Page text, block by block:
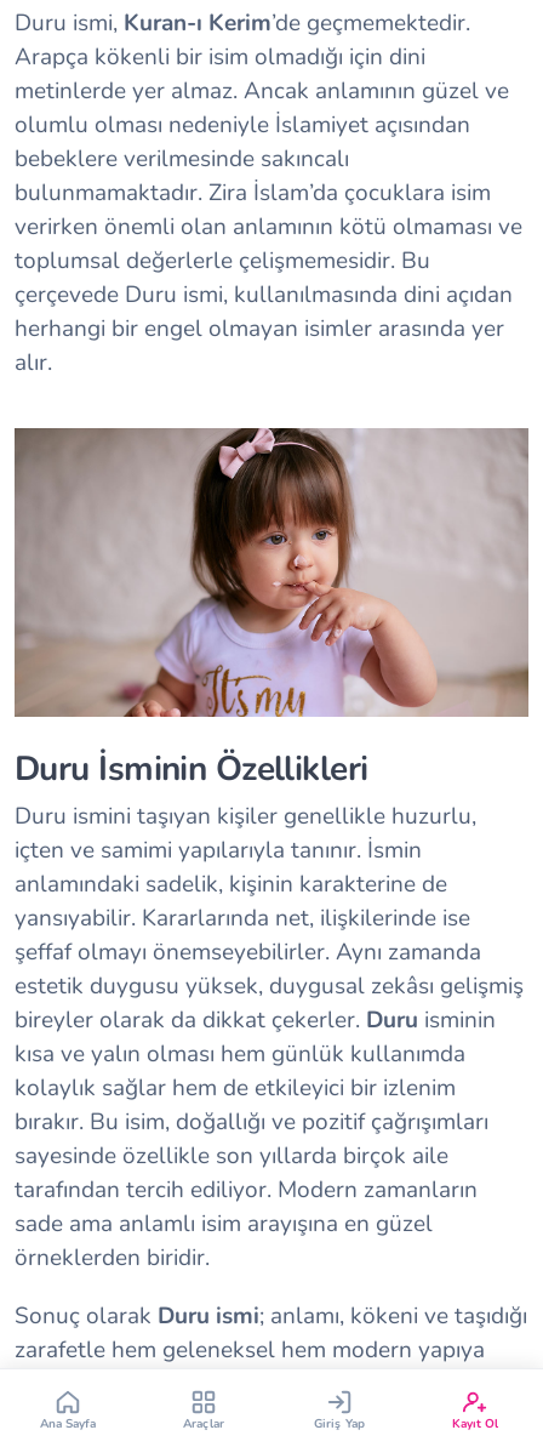
Duru ismi, Kuran-ı Kerim’de geçmemektedir.
Arapça kökenli bir isim olmadığı için dini
metinlerde yer almaz. Ancak anlamının güzel ve
olumlu olması nedeniyle İslamiyet açısından
bebeklere verilmesinde sakıncalı
bulunmamaktadır. Zira İslam’da çocuklara isim
verirken önemli olan anlamının kötü olmaması ve
toplumsal değerlerle çelişmemesidir. Bu
çerçevede Duru ismi, kullanılmasında dini açıdan
herhangi bir engel olmayan isimler arasında yer
alır.
Duru İsminin Özellikleri
Duru ismini taşıyan kişiler genellikle huzurlu,
içten ve samimi yapılarıyla tanınır. İsmin
anlamındaki sadelik, kişinin karakterine de
yansıyabilir. Kararlarında net, ilişkilerinde ise
şeffaf olmayı önemseyebilirler. Aynı zamanda
estetik duygusu yüksek, duygusal zekâsı gelişmiş
bireyler olarak da dikkat çekerler. Duru isminin
kısa ve yalın olması hem günlük kullanımda
kolaylık sağlar hem de etkileyici bir izlenim
bırakır. Bu isim, doğallığı ve pozitif çağrışımları
sayesinde özellikle son yıllarda birçok aile
tarafından tercih ediliyor. Modern zamanların
sade ama anlamlı isim arayışına en güzel
örneklerden biridir.
Sonuç olarak Duru ismi; anlamı, kökeni ve taşıdığı
zarafetle hem geleneksel hem modern yapıya
sahip isimler arasında yer alıyor. Kuran’da
geçmemesine rağmen olumlu anlamı sayesinde
Çin Takvimi Bebek İsim Bulucu
Bebek Burcu Bebek Aşı Takvimi
Vücut Kitle Endeksi
Yumurtlama Hesaplama
Ana Sayfa Araçlar Giriş Yap Kayıt Ol